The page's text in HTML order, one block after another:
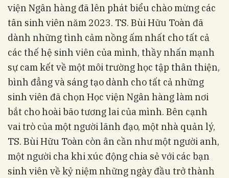
viện Ngân hàng đã lên phát biểu chào mừng các
tân sinh viên năm 2023. TS. Bùi Hữu Toàn đã
dành những tình cảm nồng ấm nhất cho tất cả
các thế hệ sinh viên của mình, thầy nhấn mạnh
sự cam kết về một môi trường học tập thân thiện,
bình đẳng và sáng tạo dành cho tất cả những
sinh viên đã chọn Học viện Ngân hàng làm nơi
bắt cho hoài bão tương lai của mình. Bên cạnh
vai trò của một người lãnh đạo, một nhà quản lý,
TS. Bùi Hữu Toàn còn ân cần như một người anh,
một người cha khi xúc động chia sẻ với các bạn
sinh viên về kỷ niệm những ngày đầu trở thành